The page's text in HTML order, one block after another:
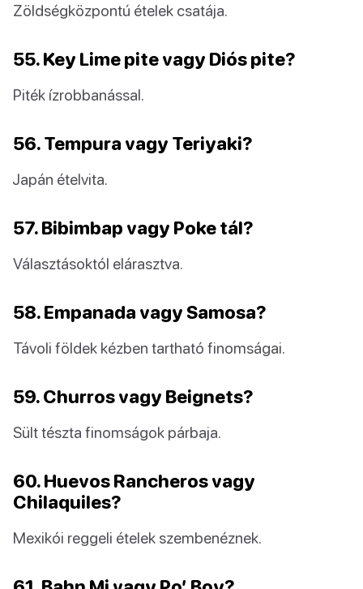
Zöldségközpontú ételek csatája.
55. Key Lime pite vagy Diós pite?
Piték ízrobbanással.
56. Tempura vagy Teriyaki?
Japán ételvita.
57. Bibimbap vagy Poke tál?
Választásoktól elárasztva.
58. Empanada vagy Samosa?
Távoli földek kézben tartható finomságai.
59. Churros vagy Beignets?
Sült tészta finomságok párbaja.
60. Huevos Rancheros vagy
Chilaquiles?
Mexikói reggeli ételek szembenéznek.